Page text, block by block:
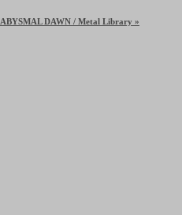
ABYSMAL DAWN / Metal Library »